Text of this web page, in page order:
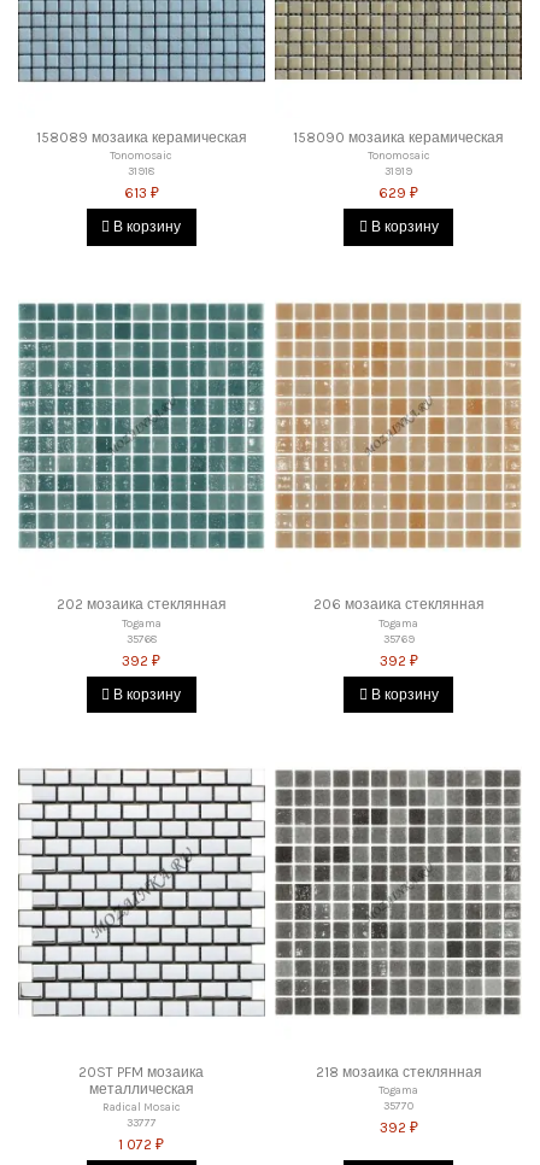
158089 мозаика керамическая
Tonomosaic
31918
613 ₽
В корзину
158090 мозаика керамическая
Tonomosaic
31919
629 ₽
В корзину
202 мозаика стеклянная
Togama
35768
392 ₽
В корзину
206 мозаика стеклянная
Togama
35769
392 ₽
В корзину
20ST PFM мозаика
металлическая
Radical Mosaic
33777
1 072 ₽
218 мозаика стеклянная
Togama
35770
392 ₽